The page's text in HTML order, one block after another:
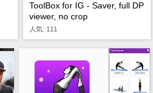
ToolBox for IG - Saver, full DP
viewer, no crop
人気: 111